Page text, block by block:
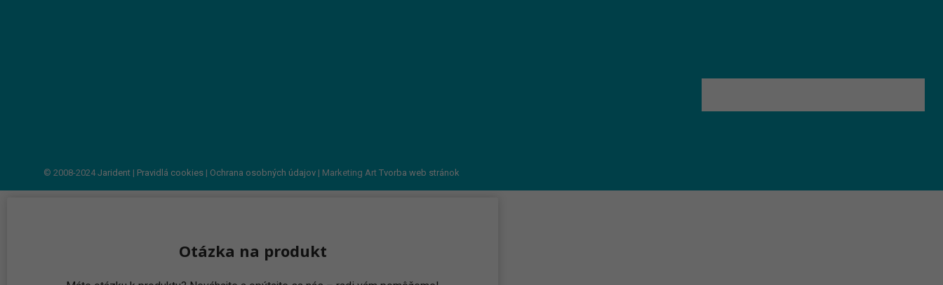
© 2008-2024Jarident | Pravidlá cookies | Ochrana osobných údajov | Marketing Art Tvorba web stránok
Otázka na produkt